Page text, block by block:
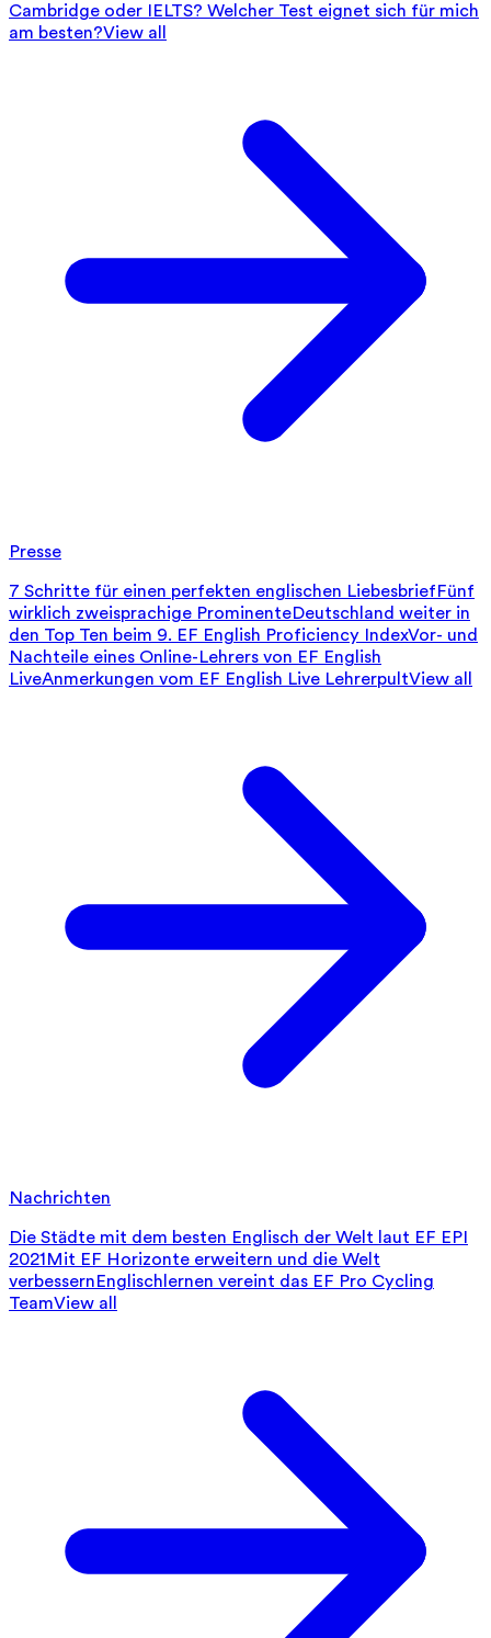
Cambridge oder IELTS? Welcher Test eignet sich für mich
am besten?View all
Presse
7 Schritte für einen perfekten englischen LiebesbriefFünf
wirklich zweisprachige ProminenteDeutschland weiter in
den Top Ten beim 9. EF English Proficiency IndexVor- und
Nachteile eines Online-Lehrers von EF English
LiveAnmerkungen vom EF English Live LehrerpultView all
Nachrichten
Die Städte mit dem besten Englisch der Welt laut EF EPI
2021Mit EF Horizonte erweitern und die Welt
verbessernEnglischlernen vereint das EF Pro Cycling
TeamView all